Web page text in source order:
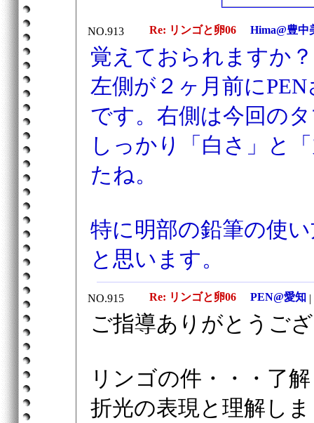
NO.913 Re: リンゴと卵06 Hima@豊中
覚えておられますか？
左側が２ヶ月前に
です。右側は今回の
しっかり「白さ」と
たね。
特に明部の鉛筆の使
と思います。
NO.915 Re: リンゴと卵06 PEN@愛知 |
ご指導ありがとうご
リンゴの件・・・了
折光の表現と理解し